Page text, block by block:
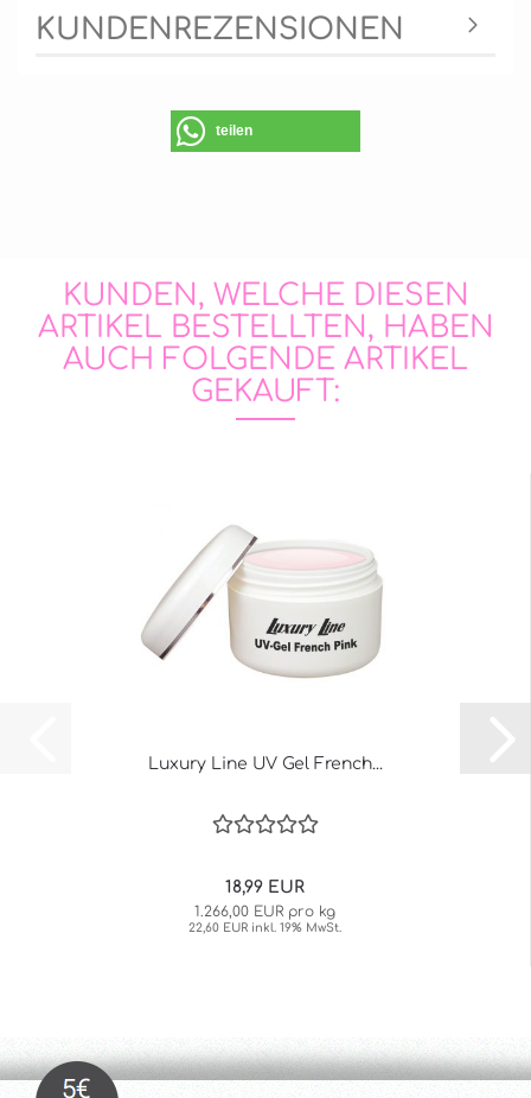
KUNDENREZENSIONEN
teilen
KUNDEN, WELCHE DIESEN
ARTIKEL BESTELLTEN, HABEN
AUCH FOLGENDE ARTIKEL
GEKAUFT:
Luxury Line UV Gel French...
18,99 EUR
1.266,00 EUR pro kg
22,60 EUR inkl. 19% MwSt.